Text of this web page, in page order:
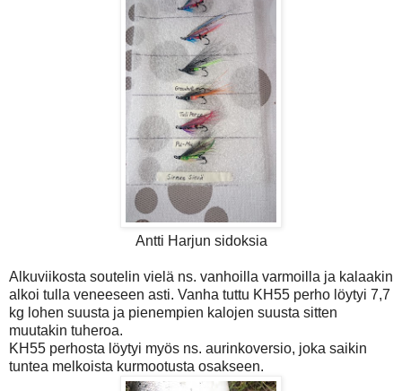
Antti Harjun sidoksia
Alkuviikosta soutelin vielä ns. vanhoilla varmoilla ja kalaakin
alkoi tulla veneeseen asti. Vanha tuttu KH55 perho löytyi 7,7
kg lohen suusta ja pienempien kalojen suusta sitten
muutakin tuheroa.
KH55 perhosta löytyi myös ns. aurinkoversio, joka saikin
tuntea melkoista kurmootusta osakseen.